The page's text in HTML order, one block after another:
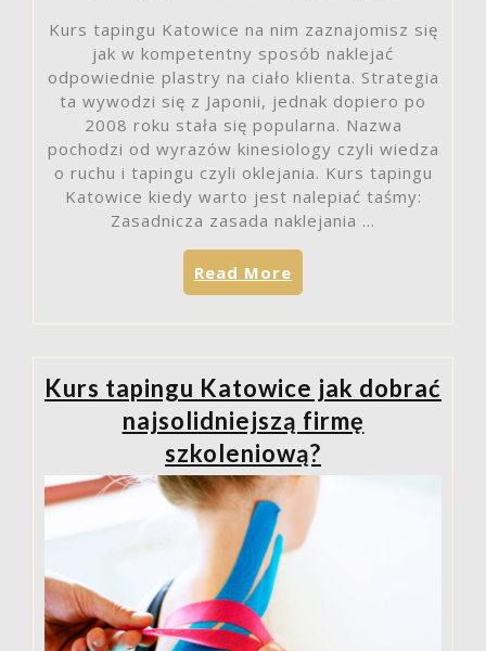
Kurs tapingu Katowice na nim zaznajomisz się
jak w kompetentny sposób naklejać
odpowiednie plastry na ciało klienta. Strategia
ta wywodzi się z Japonii, jednak dopiero po
2008 roku stała się popularna. Nazwa
pochodzi od wyrazów kinesiology czyli wiedza
o ruchu i tapingu czyli oklejania. Kurs tapingu
Katowice kiedy warto jest nalepiać taśmy:
Zasadnicza zasada naklejania …
Read More
tapingu
zarejestrować,
aby
poszerzyć
swoje
kompetencje?”
Kurs tapingu Katowice jak dobrać
najsolidniejszą firmę
szkoleniową?